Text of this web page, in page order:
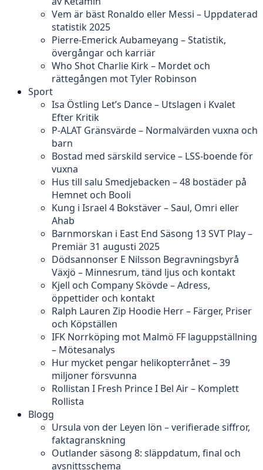
Vem är bäst Ronaldo eller Messi – Uppdaterad
statistik 2025
Pierre-Emerick Aubameyang – Statistik,
övergångar och karriär
Who Shot Charlie Kirk – Mordet och
rättegången mot Tyler Robinson
Sport
Isa Östling Let’s Dance – Utslagen i Kvalet
Efter Kritik
P-ALAT Gränsvärde – Normalvärden vuxna och
barn
Bostad med särskild service – LSS-boende för
vuxna
Hus till salu Smedjebacken – 48 bostäder på
Hemnet och Booli
Kung i Israel 4 Bokstäver – Saul, Omri eller
Ahab
Barnmorskan i East End Säsong 13 SVT Play –
Premiär 31 augusti 2025
Dödsannonser E Nilsson Begravningsbyrå
Växjö – Minnesrum, tänd ljus och kontakt
Kjell och Company Skövde – Adress,
öppettider och kontakt
Ralph Lauren Zip Hoodie Herr – Färger, Priser
och Köpställen
IFK Norrköping mot Malmö FF laguppställning
– Mötesanalys
Hur mycket pengar helikopterrånet – 39
miljoner försvunna
Rollistan I Fresh Prince I Bel Air – Komplett
Rollista
Blogg
Ursula von der Leyen lön – verifierade siffror,
faktagranskning
Outlander säsong 8: släppdatum, final och
avsnittsschema